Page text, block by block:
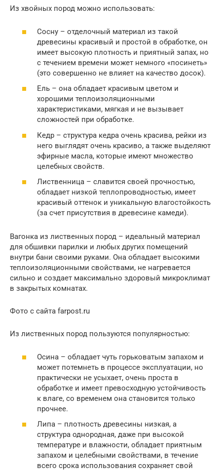
Из хвойных пород можно использовать:
Сосну – отделочный материал из такой
древесины красивый и простой в обработке, он
имеет высокую плотность и приятный запах, но
с течением времени может немного «посинеть»
(это совершенно не влияет на качество досок).
Ель – она обладает красивым цветом и
хорошими теплоизоляционными
характеристиками, мягкая и не вызывает
сложностей при обработке.
Кедр – структура кедра очень красива, рейки из
него выглядят очень красиво, а также выделяют
эфирные масла, которые имеют множество
целебных свойств.
Лиственница – славится своей прочностью,
обладает низкой теплопроводностью, имеет
красивый оттенок и уникальную влагостойкость
(за счет присутствия в древесине камеди).
Вагонка из лиственных пород – идеальный материал
для обшивки парилки и любых других помещений
внутри бани своими руками. Она обладает высокими
теплоизоляционными свойствами, не нагревается
сильно и создает максимально здоровый микроклимат
в закрытых комнатах.
Фото с сайта farpost.ru
Из лиственных пород пользуются популярностью:
Осина – обладает чуть горьковатым запахом и
может потемнеть в процессе эксплуатации, но
практически не усыхает, очень проста в
обработке и имеет превосходную устойчивость
к влаге, со временем она становится только
прочнее.
Липа – плотность древесины низкая, а
структура однородная, даже при высокой
температуре и влажности, обладает приятным
запахом и целебными свойствами, в течение
всего срока использования сохраняет свой